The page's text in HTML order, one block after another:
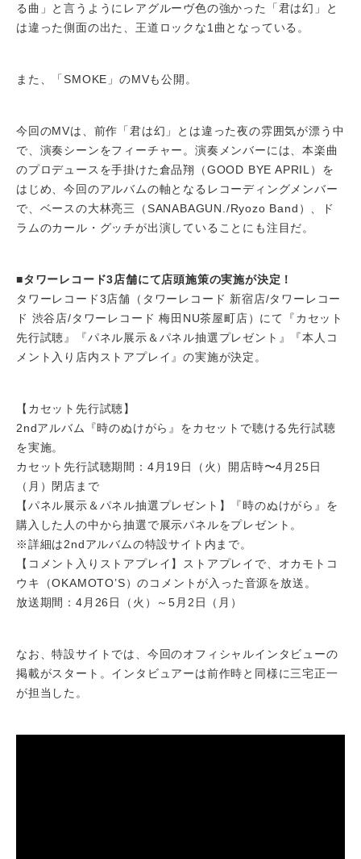
る曲」と言うようにレアグルーヴ色の強かった「君は幻」と
は違った側面の出た、王道ロックな1曲となっている。
また、「SMOKE」のMVも公開。
今回のMVは、前作「君は幻」とは違った夜の雰囲気が漂う中
で、演奏シーンをフィーチャー。演奏メンバーには、本楽曲
のプロデュースを手掛けた倉品翔（GOOD BYE APRIL）を
はじめ、今回のアルバムの軸となるレコーディングメンバー
で、ベースの大林亮三（SANABAGUN./Ryozo Band）、ド
ラムのカール・グッチが出演していることにも注目だ。
■タワーレコード3店舗にて店頭施策の実施が決定！
タワーレコード3店舗（タワーレコード 新宿店/タワーレコー
ド 渋谷店/タワーレコード 梅田NU茶屋町店）にて『カセット
先行試聴』『パネル展示＆パネル抽選プレゼント』『本人コ
メント入り店内ストアプレイ』の実施が決定。
【カセット先行試聴】
2ndアルバム『時のぬけがら』をカセットで聴ける先行試聴
を実施。
カセット先行試聴期間：4月19日（火）開店時〜4月25日
（月）閉店まで
【パネル展示＆パネル抽選プレゼント】『時のぬけがら』を
購入した人の中から抽選で展示パネルをプレゼント。
※詳細は2ndアルバムの特設サイト内まで。
【コメント入りストアプレイ】ストアプレイで、オカモトコ
ウキ（OKAMOTO’S）のコメントが入った音源を放送。
放送期間：4月26日（火）～5月2日（月）
なお、特設サイトでは、今回のオフィシャルインタビューの
掲載がスタート。インタビュアーは前作時と同様に三宅正一
が担当した。